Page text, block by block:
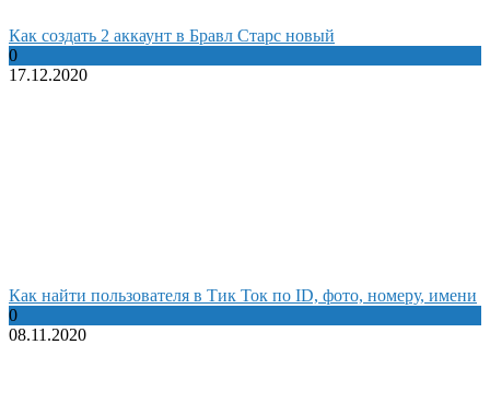
Как создать 2 аккаунт в Бравл Старс новый
0
17.12.2020
Как найти пользователя в Тик Ток по ID, фото, номеру, имени
0
08.11.2020